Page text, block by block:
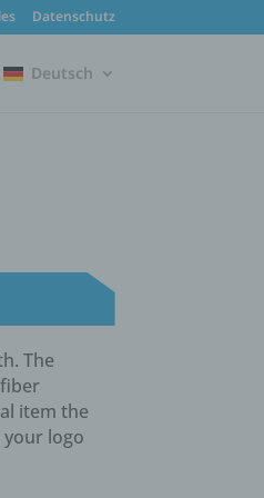
Datenschutz
Deutsch
The
item the
logo